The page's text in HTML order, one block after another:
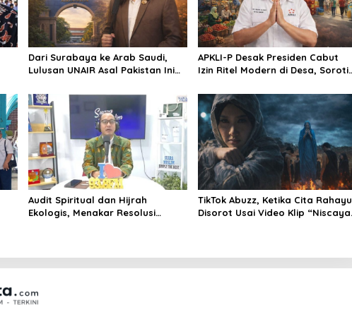
Dari Surabaya ke Arab Saudi,
Lulusan UNAIR Asal Pakistan Ini
APKLI-P Desak Presiden Cabut
Izin Ritel Modern di Desa, Soroti
Audit Spiritual dan Hijrah
Ekologis, Menakar Resolusi
TikTok Abuzz, Ketika Cita Rahayu
Disorot Usai Video Klip “Niscaya